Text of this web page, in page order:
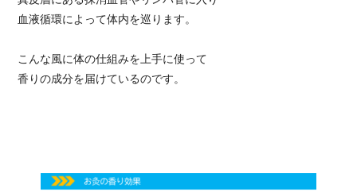
血液循環によって体内を巡ります。
こんな風に体の仕組みを上手に使って
香りの成分を届けているのです。